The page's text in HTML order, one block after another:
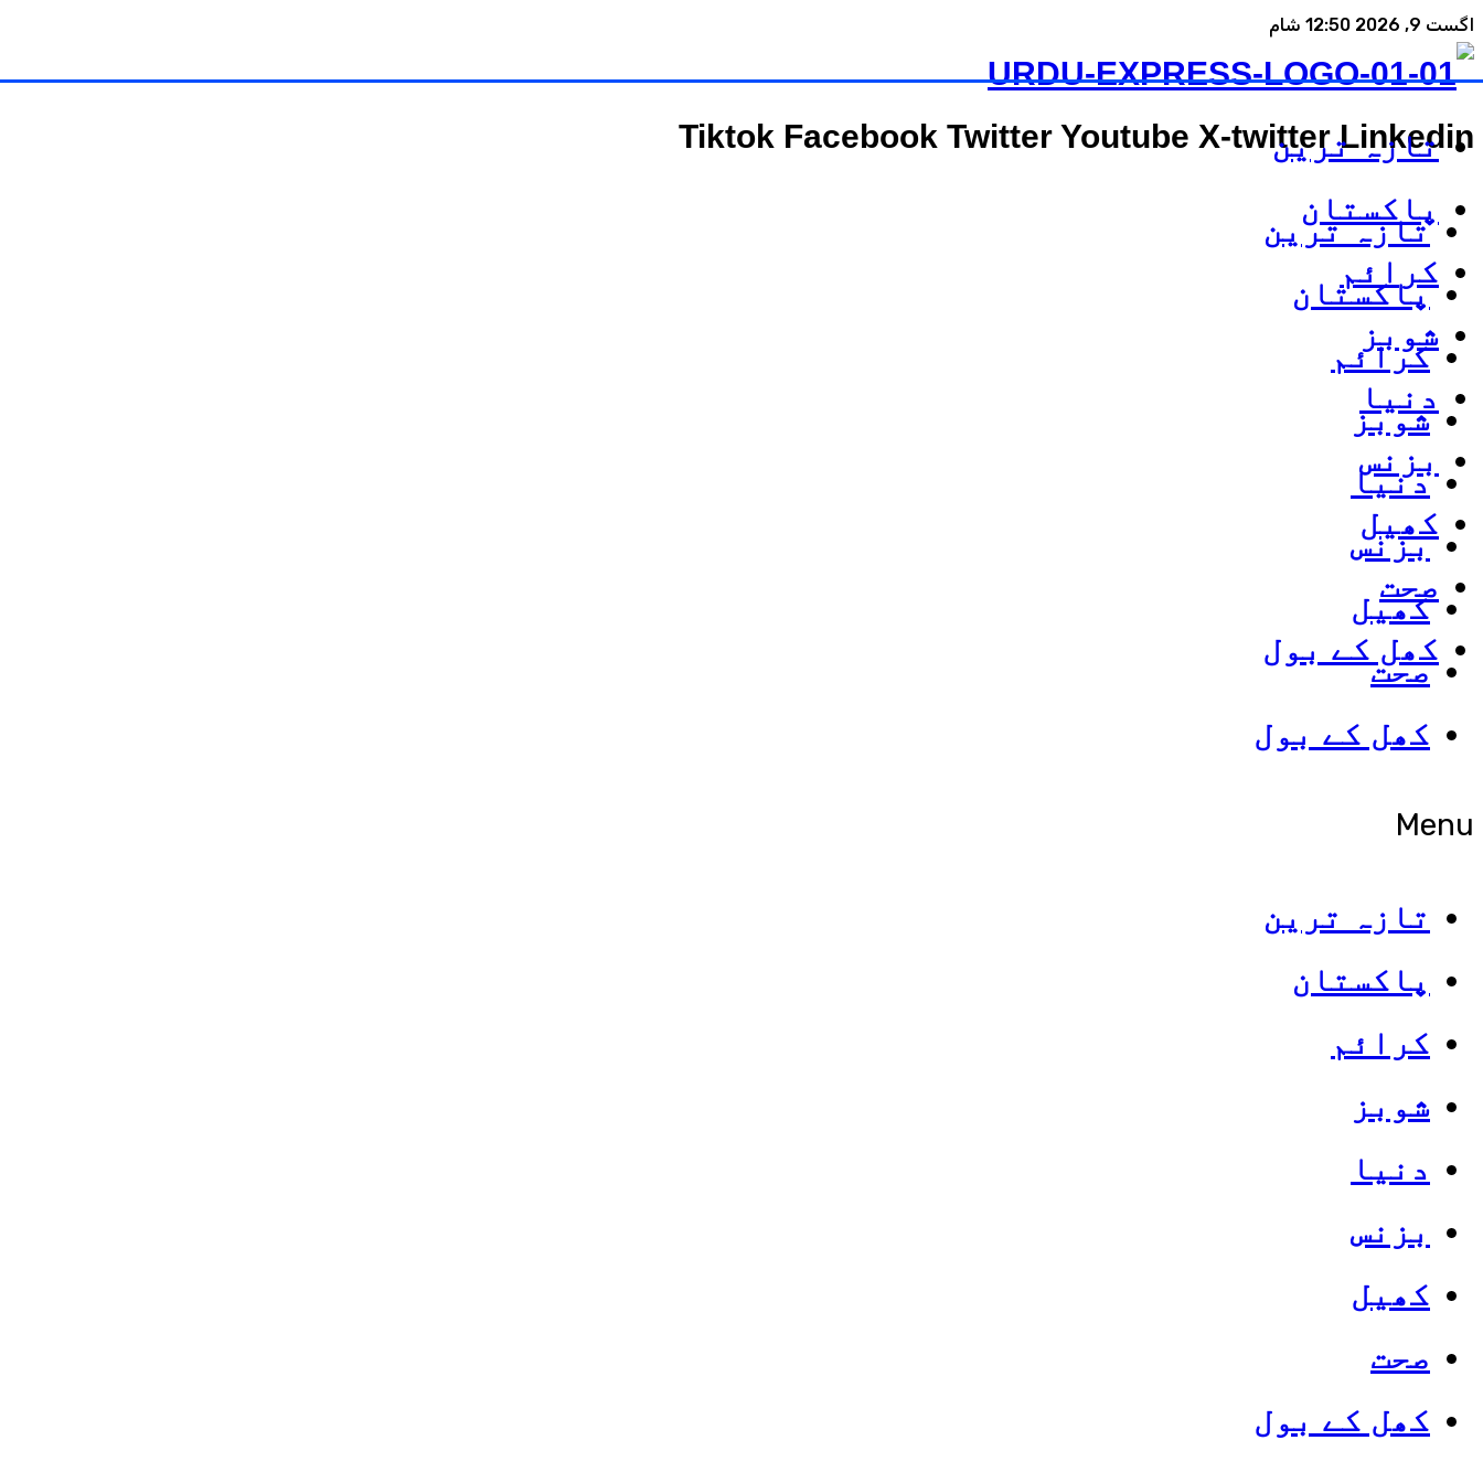
اگست 9, 2026 12:50 شام
Tiktok Facebook Twitter Youtube X-twitter Linkedin
تازہ ترین
پاکستان
کرائم
شوبز
دنیا
بزنس
کھیل
صحت
کھل کے بول
Menu
تازہ ترین
پاکستان
کرائم
شوبز
دنیا
بزنس
کھیل
صحت
کھل کے بول
تازہ ترین
پاکستان
کرائم
شوبز
دنیا
بزنس
کھیل
صحت
کھل کے بول